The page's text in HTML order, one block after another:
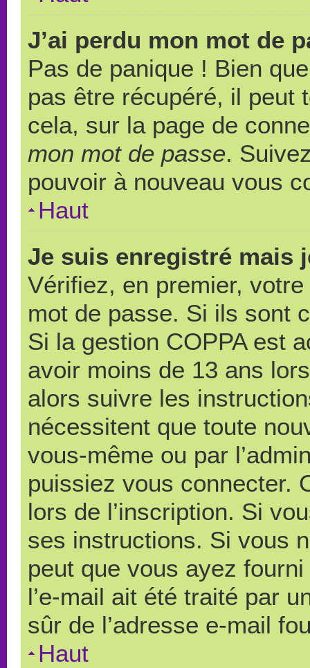
J’ai perdu mon mot de
Pas de panique ! Bien
pas être récupéré, il peut
cela, sur la page de
mon mot de passe.
pouvoir à nouveau vous
Haut
Je suis enregistré mais
Vérifiez, en premier,
mot de passe. Si ils sont
Si la gestion COPPA est
avoir moins de 13 ans
alors suivre les
nécessitent que toute
vous-même ou par
puissiez vous connecter.
lors de l’inscription. Si
ses instructions. Si vous
peut que vous ayez
l’e-mail ait été traité par
sûr de l’adresse e-mail
Haut